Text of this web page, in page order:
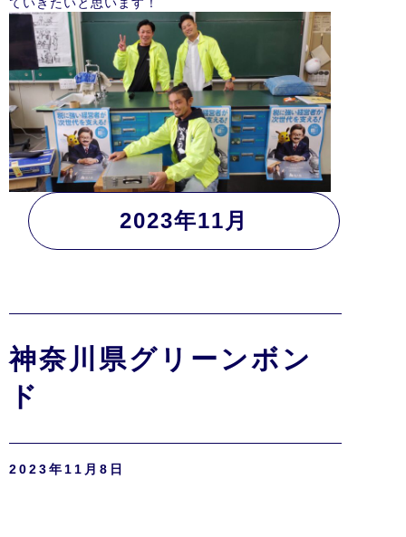
2023年11月
神奈川県グリーンボン
ド
2023年11月8日